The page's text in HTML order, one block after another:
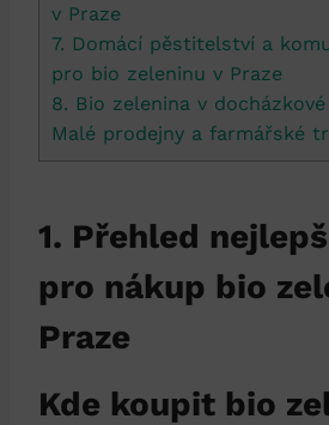
v​ Praze
7.⁣ Domácí ⁣pěstitelství a
pro bio‌ zeleninu v Praze
8. Bio zelenina ⁣v
Malé prodejny a farmářské
1. Přehled
pro nákup bio
Praze
Kde koupit ‍bio